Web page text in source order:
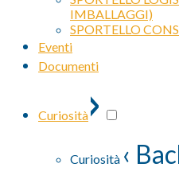
IMBALLAGGI)
SPORTELLO
Eventi
Documenti
Curiosità›
Curiosità ‹